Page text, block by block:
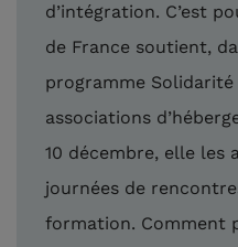
d’intégration. C’est
de France soutient,
programme Solidarité
associations
10 décembre, elle les
journées de
formation. Comment